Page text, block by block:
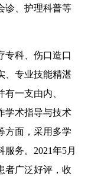
诊、护理科普等
科、伤口造口
、专业技能精湛
一支由内、
学术指导与技术
方面，采用多学
务。2021年5月
者广泛好评，收